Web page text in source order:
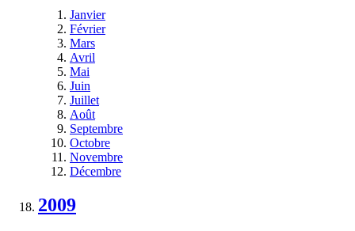
Janvier
Février
Mars
Avril
Mai
Juin
Juillet
Août
Septembre
Octobre
Novembre
Décembre
2009